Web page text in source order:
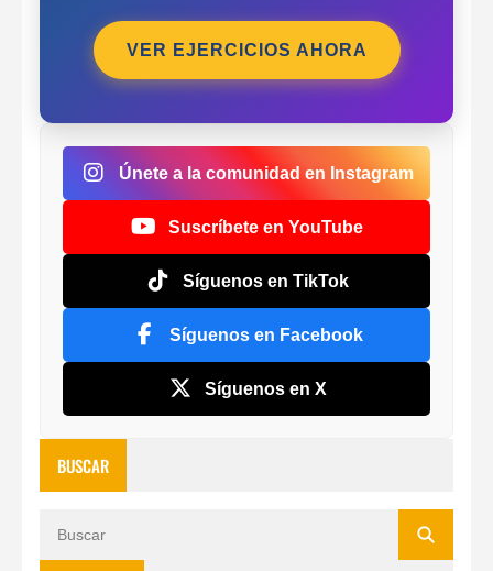
VER EJERCICIOS AHORA
Únete a la comunidad en Instagram
Suscríbete en YouTube
Síguenos en TikTok
Síguenos en Facebook
Síguenos en X
BUSCAR